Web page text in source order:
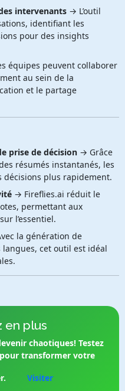
intervenants→ L’outil
identifiant les
pour des insights
équipes peuvent collaborer
au sein de la
et le partage
prise de décision→ Grâce
résumés instantanés, les
plus rapidement.
→ Fireflies.ai réduit le
permettant aux
l’essentiel.
la génération de
cet outil est idéal
en plus
chaotiques! Testez
transformer votre
Visiter